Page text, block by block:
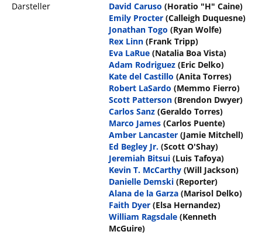
Darsteller
David Caruso (Horatio "H" Caine)
Emily Procter (Calleigh Duquesne)
Jonathan Togo (Ryan Wolfe)
Rex Linn (Frank Tripp)
Eva LaRue (Natalia Boa Vista)
Adam Rodriguez (Eric Delko)
Kate del Castillo (Anita Torres)
Robert LaSardo (Memmo Fierro)
Scott Patterson (Brendon Dwyer)
Carlos Sanz (Geraldo Torres)
Marco James (Carlos Puente)
Amber Lancaster (Jamie Mitchell)
Ed Begley Jr. (Scott O'Shay)
Jeremiah Bitsui (Luis Tafoya)
Kevin T. McCarthy (Will Jackson)
Danielle Demski (Reporter)
Alana de la Garza (Marisol Delko)
Faith Dyer (Elsa Hernandez)
William Ragsdale (Kenneth
McGuire)